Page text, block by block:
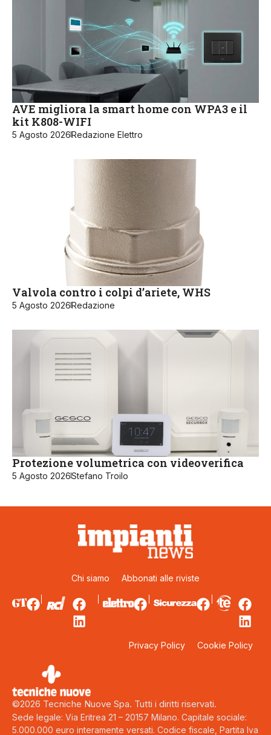
AVE migliora la smart home con WPA3 e il
kit K808-WIFI
5 Agosto 2026Redazione Elettro
Valvola contro i colpi d’ariete, WHS
5 Agosto 2026Redazione
Protezione volumetrica con videoverifica
5 Agosto 2026Stefano Troilo
Chi siamo Abbonati alle riviste
Privacy Policy Cookie Policy
©2026 Tecniche Nuove Spa. Tutti i diritti riservati.
Sede legale: Via Eritrea 21 – 20157 Milano. Capitale sociale:
5.000.000 euro interamente versati. Codice fiscale, Partita Iva